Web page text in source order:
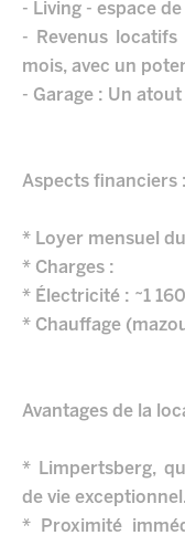
- Living - espace
- Revenus
mois, avec un
- Garage : Un
Aspects financiers :
* Loyer mensuel
* Charges :
* Électricité : ~1
* Chauffage
Avantages de la
* Limpertsberg,
de vie
* Proximité